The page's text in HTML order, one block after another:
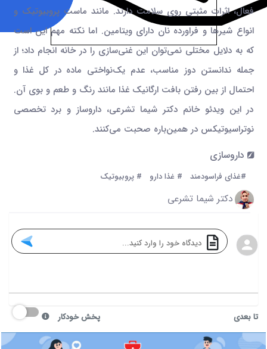
فعال، اثرات مثبتی روی سلامت دارند. مانند ماست پروبیوتیک و
انواع شیرها و فراورده‌ نان دارای ویتامین‌. اما نکته مهم این است
که به دلایل مختلی نمی‌توان این غنی‌سازی را در خانه انجام داد؛ از
جمله ندانستن دوز مناسب، عدم یک‌نواختی ماده در کل غذا و
احتمال از بین رفتن بافت ارگانیک غذا مانند رنگ و طعم و بوی آن.
در این ویدئو خانم دکتر شیما تشرعی، داروساز و برد تخصصی
نوتراسیوتیکس در همین‌باره صحبت می‌کنند.
داروسازی
#غذای فراسودمند # غذا دارو # پروبیوتیک
دکتر شیما تشرعی
تا بعدی پخش خودکار